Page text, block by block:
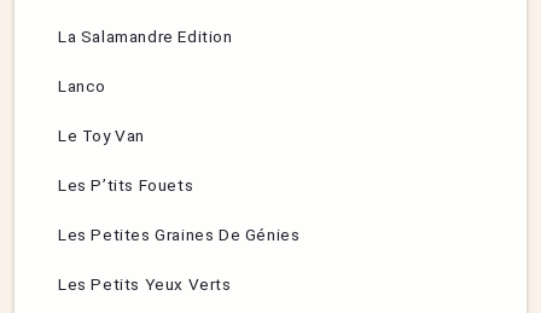
La Salamandre Edition
Lanco
Le Toy Van
Les P’tits Fouets
Les Petites Graines De Génies
Les Petits Yeux Verts